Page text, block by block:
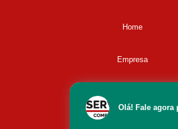
Home
Empresa
Olá! Fale agora